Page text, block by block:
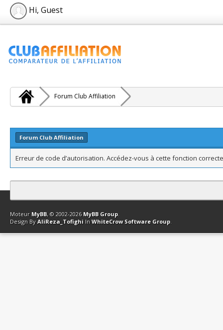
Hi, Guest
Forum Club Affiliation
Forum Club Affiliation
Erreur de code d’autorisation. Accédez-vous à cette fonction
Contact Club Affiliation Retourner en haut Version bas-débit
Moteur MyBB, © 2002-2026 MyBB Group.
Design By AliReza_Tofighi In WhiteCrow Software Group.